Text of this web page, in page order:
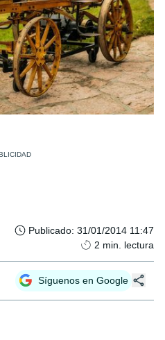
Publicado: 31/01/2014 11:47
2 min. lectura
Síguenos en Google